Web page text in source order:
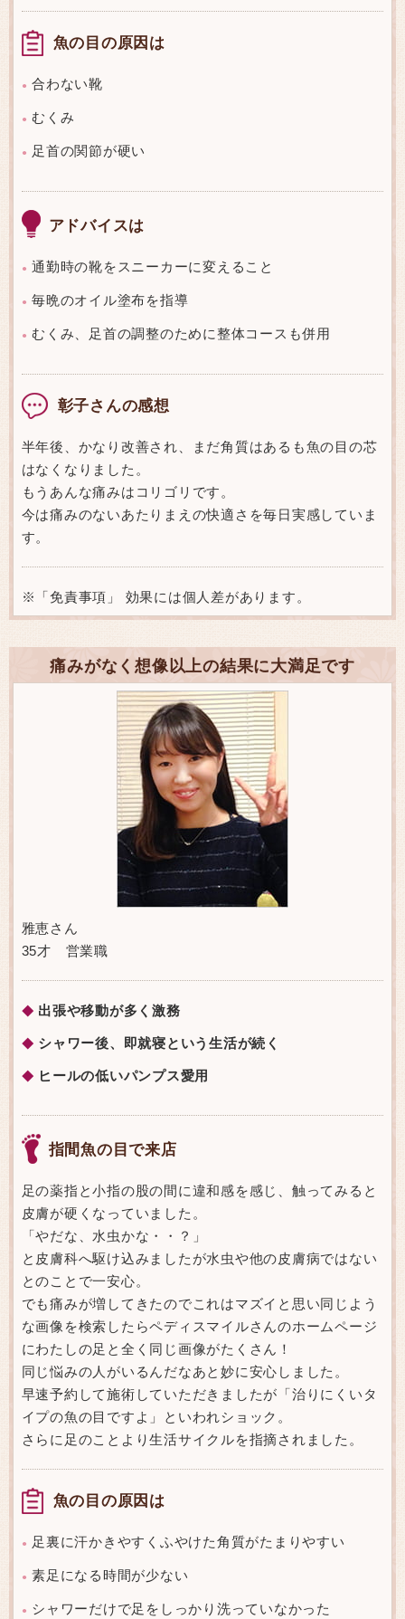
魚の目の原因は
● 合わない靴
● むくみ
● 足首の関節が硬い
アドバイスは
● 通勤時の靴をスニーカーに変えること
● 毎晩のオイル塗布を指導
● むくみ、足首の調整のために整体コースも併用
彰子さんの感想
半年後、かなり改善され、まだ角質はあるも魚の目の芯
はなくなりました。
もうあんな痛みはコリゴリです。
今は痛みのないあたりまえの快適さを毎日実感していま
す。
※「免責事項」 効果には個人差があります。
痛みがなく想像以上の結果に大満足です
雅恵さん
35才 営業職
◆ 出張や移動が多く激務
◆ シャワー後、即就寝という生活が続く
◆ ヒールの低いパンプス愛用
指間魚の目で来店
足の薬指と小指の股の間に違和感を感じ、触ってみると
皮膚が硬くなっていました。
「やだな、水虫かな・・？」
と皮膚科へ駆け込みましたが水虫や他の皮膚病ではない
とのことで一安心。
でも痛みが増してきたのでこれはマズイと思い同じよう
な画像を検索したらペディスマイルさんのホームページ
にわたしの足と全く同じ画像がたくさん！
同じ悩みの人がいるんだなあと妙に安心しました。
早速予約して施術していただきましたが「治りにくいタ
イプの魚の目ですよ」といわれショック。
さらに足のことより生活サイクルを指摘されました。
魚の目の原因は
● 足裏に汗かきやすくふやけた角質がたまりやすい
● 素足になる時間が少ない
● シャワーだけで足をしっかり洗っていなかった